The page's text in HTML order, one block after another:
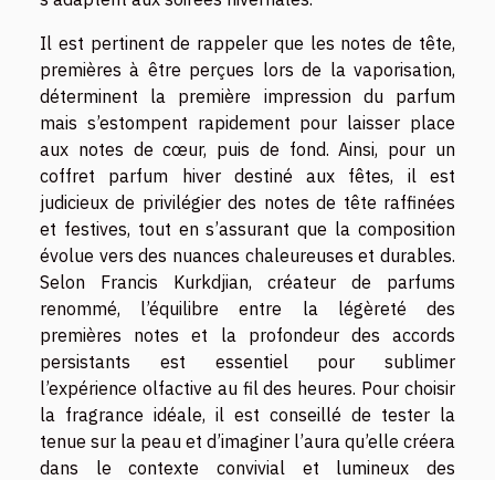
Il est pertinent de rappeler que les notes de tête,
premières à être perçues lors de la vaporisation,
déterminent la première impression du parfum
mais s’estompent rapidement pour laisser place
aux notes de cœur, puis de fond. Ainsi, pour un
coffret parfum hiver destiné aux fêtes, il est
judicieux de privilégier des notes de tête raffinées
et festives, tout en s’assurant que la composition
évolue vers des nuances chaleureuses et durables.
Selon Francis Kurkdjian, créateur de parfums
renommé, l’équilibre entre la légèreté des
premières notes et la profondeur des accords
persistants est essentiel pour sublimer
l’expérience olfactive au fil des heures. Pour choisir
la fragrance idéale, il est conseillé de tester la
tenue sur la peau et d’imaginer l’aura qu’elle créera
dans le contexte convivial et lumineux des